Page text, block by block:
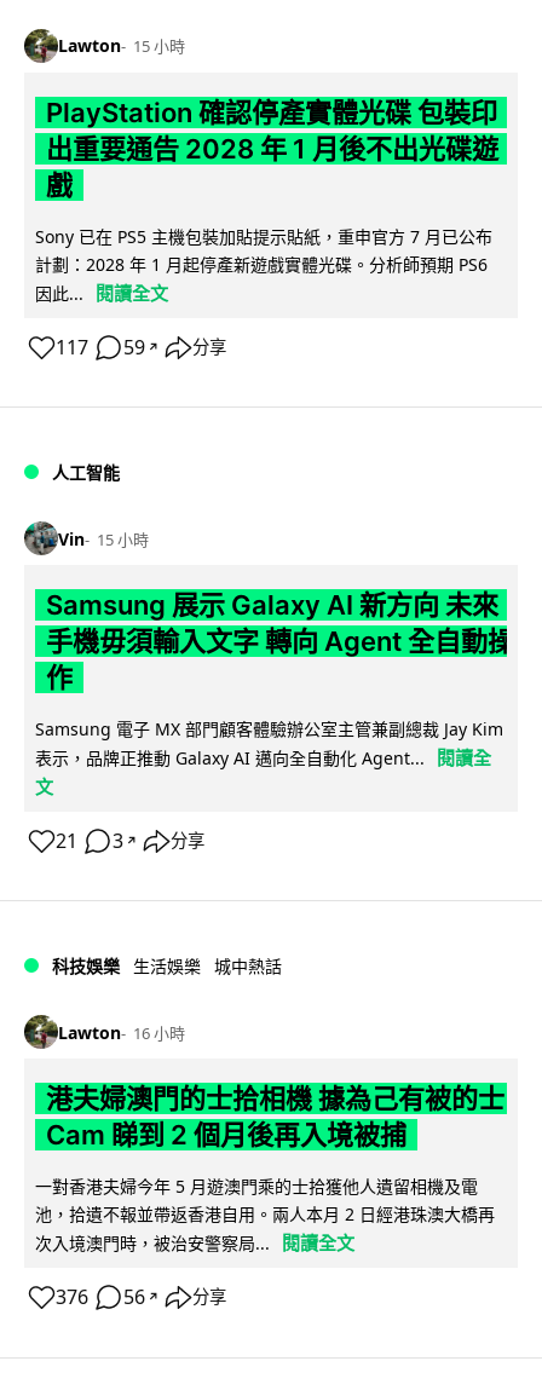
Lawton 15 小時
PlayStation 確認停產實體光碟 包裝印
出重要通告 2028 年 1 月後不出光碟遊
戲
Sony 已在 PS5 主機包裝加貼提示貼紙，重申官方 7 月已公布
計劃：2028 年 1 月起停產新遊戲實體光碟。分析師預期 PS6
因此...
閱讀全文
117 59 ↗ 分享
人工智能
Vin 15 小時
Samsung 展示 Galaxy AI 新方向 未來
手機毋須輸入文字 轉向 Agent 全自動操
作
Samsung 電子 MX 部門顧客體驗辦公室主管兼副總裁 Jay Kim
表示，品牌正推動 Galaxy AI 邁向全自動化 Agent...
閱讀全
文
21 3 ↗ 分享
科技娛樂 生活娛樂 城中熱話
Lawton 16 小時
港夫婦澳門的士拾相機 據為己有被的士
Cam 睇到 2 個月後再入境被捕
一對香港夫婦今年 5 月遊澳門乘的士拾獲他人遺留相機及電
池，拾遺不報並帶返香港自用。兩人本月 2 日經港珠澳大橋再
次入境澳門時，被治安警察局...
閱讀全文
376 56 ↗ 分享